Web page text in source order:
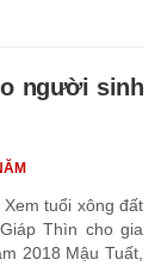
người sinh
tuổi xông đất
Thìn cho gia
2018 Mậu Tuất,